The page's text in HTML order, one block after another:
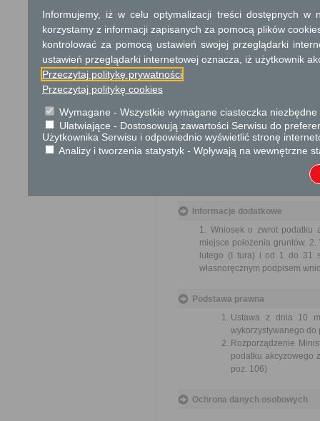
Tryb odwoławczy
Do organu odwoławczego
pracowników, naruszenie
spraw.
Przedmiotem wniosku
usprawnienie pracy i
Organ właściwy dla
Informacje dodatkowe
1. Wniosek o zwrot podatku
miejsce położenia gruntów.
lutego (I tura) i od 1 do 31
własnoręcznym podpisem
Podstawa prawna
Ustawa z dnia 10
wykorzystywanego do
Rozporządzenie
podatku akcyzowego
poz. 106)
Ochrona danych osobowych
Informujemy, iż w celu optymalizacji treści dostępnych w
korzystamy z informacji zapisanych za pomocą plików
kontrolować za pomocą ustawień swojej przeglądarki
ustawień przeglądarki internetowej oznacza, iż użytkownik
Przeczytaj politykę prywatności
Przeczytaj politykę cookies
Wymagane - Wszystkie wymagane ciasteczka
Ułatwiające - Dostosowują zawartości Serwisu do
Użytkownika Serwisu i odpowiednio wyświetlić stronę
Analizy i tworzenia statystyk - Wpływają na wewnętrzne